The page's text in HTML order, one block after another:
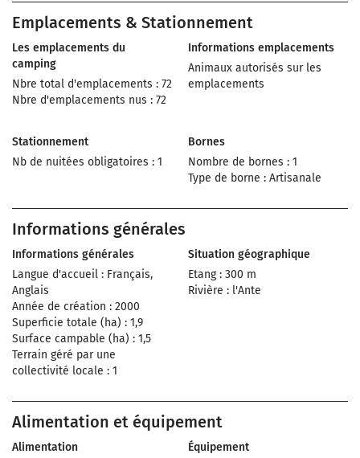
Emplacements & Stationnement
Les emplacements du
camping
Nbre total d'emplacements : 72
Nbre d'emplacements nus : 72
Informations emplacements
Animaux autorisés sur les
emplacements
Stationnement
Nb de nuitées obligatoires : 1
Bornes
Nombre de bornes : 1
Type de borne : Artisanale
Informations générales
Informations générales
Langue d'accueil : Français,
Anglais
Année de création : 2000
Superficie totale (ha) : 1,9
Surface campable (ha) : 1,5
Terrain géré par une
collectivité locale : 1
Situation géographique
Etang : 300 m
Rivière : l'Ante
Alimentation et équipement
Alimentation
Équipement